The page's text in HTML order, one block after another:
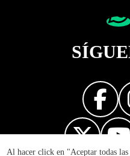
Al hacer click en "Aceptar todas las